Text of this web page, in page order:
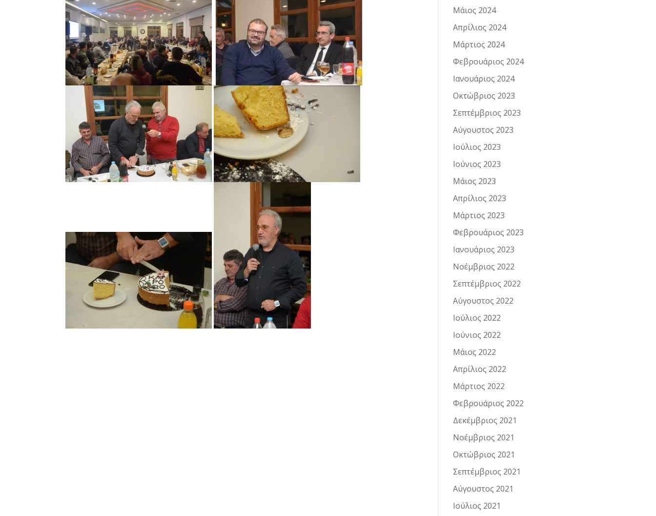
Μάιος 2024
Απρίλιος 2024
Μάρτιος 2024
Φεβρουάριος 2024
Ιανουάριος 2024
Οκτώβριος 2023
Σεπτέμβριος 2023
Αύγουστος 2023
Ιούλιος 2023
Ιούνιος 2023
Μάιος 2023
Απρίλιος 2023
Μάρτιος 2023
Φεβρουάριος 2023
Ιανουάριος 2023
Νοέμβριος 2022
Σεπτέμβριος 2022
Αύγουστος 2022
Ιούλιος 2022
Ιούνιος 2022
Μάιος 2022
Απρίλιος 2022
Μάρτιος 2022
Φεβρουάριος 2022
Δεκέμβριος 2021
Νοέμβριος 2021
Οκτώβριος 2021
Σεπτέμβριος 2021
Αύγουστος 2021
Ιούλιος 2021